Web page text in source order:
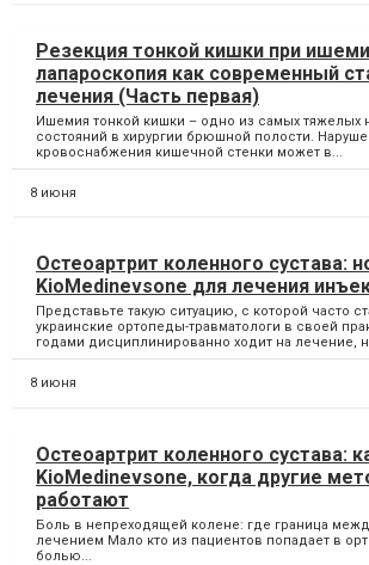
Резекция тонкой кишки при
лапароскопия как современный
лечения (Часть первая)
Ишемия тонкой кишки – одно из самых тяжелых
состояний в хирургии брюшной полости.
кровоснабжения кишечной стенки может в...
8 июня
Остеоартрит коленного сустава:
KioMedinevsone для лечения
Представьте такую ситуацию, с которой часто
украинские ортопеды-травматологи в своей
годами дисциплинированно ходит на лечение,
8 июня
Остеоартрит коленного сустава:
KioMedinevsone, когда другие
работают
Боль в непреходящей колене: где граница
лечением Мало кто из пациентов попадает в
болью...